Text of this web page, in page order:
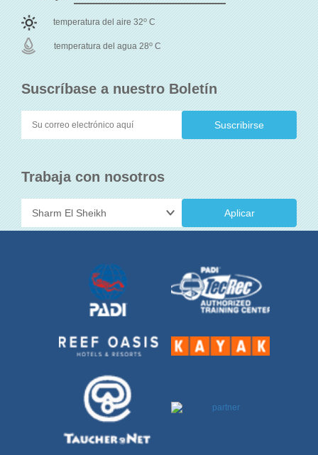
Suscríbase a nuestro Boletín
Trabaja con nosotros
Aplicar
temperatura del aire 32o C
temperatura del agua 28o C